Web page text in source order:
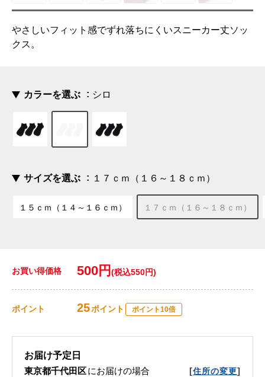
やさしいフィット感でずれ落ちにくいスニーカー丈ソッ
クス。
カラーを選ぶ シロ
サイズを選ぶ １７ｃｍ（１６～１８ｃｍ）
１５ｃｍ（１４～１６ｃｍ） １７ｃｍ（１６～１８ｃｍ）
お買い得価格 500円 (税込550円)
ポイント 25ポイント ポイント10倍
お届け予定日
東京都千代田区にお届けの場合 [住所の変更]